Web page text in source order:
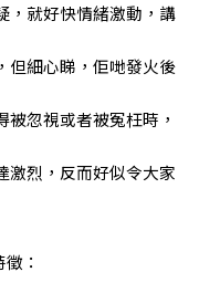
，就好快情緒激動，講
但細心睇，佢哋發火後
忽視或者被冤枉時，
激烈，反而好似令大家
：